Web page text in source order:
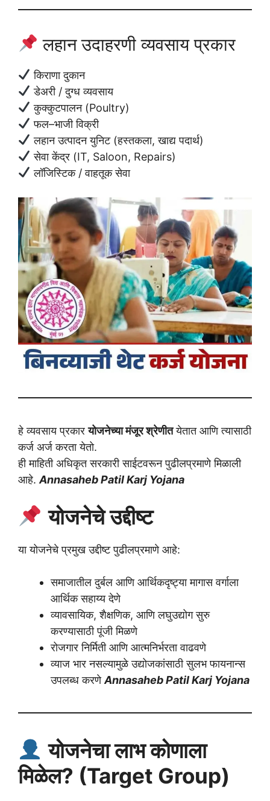
लहान उदाहरणी व्यवसाय प्रकार
किराणा दुकान
डेअरी / दुग्ध व्यवसाय
कुक्कुटपालन (Poultry)
फल–भाजी विक्री
लहान उत्पादन युनिट (हस्तकला, खाद्य पदार्थ)
सेवा केंद्र (IT, Saloon, Repairs)
लॉजिस्टिक / वाहतूक सेवा
हे व्यवसाय प्रकारयोजनेच्या मंजूर श्रेणीतयेतात आणि त्यासाठी
कर्ज अर्ज करता येतो.
ही माहिती अधिकृत सरकारी साईटवरून पुढीलप्रमाणे मिळाली
आहे. Annasaheb Patil Karj Yojana
योजनेचे उद्दीष्ट
या योजनेचे प्रमुख उद्दीष्ट पुढीलप्रमाणे आहे:
समाजातील दुर्बल आणि आर्थिकदृष्ट्या मागास वर्गाला
आर्थिक सहाय्य देणे
व्यावसायिक, शैक्षणिक, आणि लघुउद्योग सुरु
करण्यासाठी पूंजी मिळणे
रोजगार निर्मिती आणि आत्मनिर्भरता वाढवणे
व्याज भार नसल्यामुळे उद्योजकांसाठी सुलभ फायनान्स
उपलब्ध करणेAnnasaheb Patil Karj Yojana
योजनेचा लाभ कोणाला
मिळेल? (Target Group)